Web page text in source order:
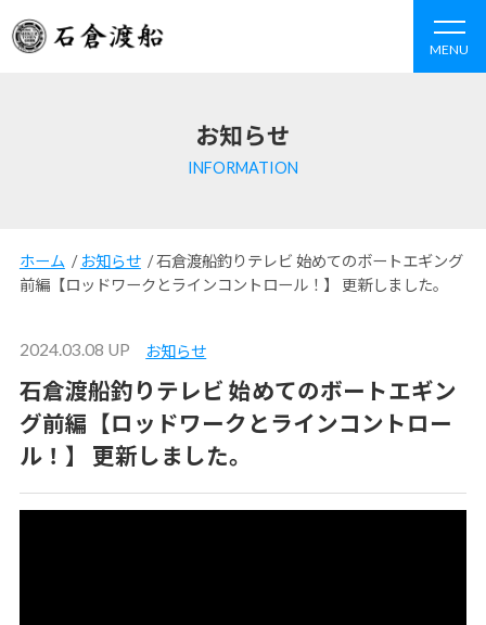
MENU
お知らせ
INFORMATION
ホーム / お知らせ/石倉渡船釣りテレビ 始めてのボートエギング
前編【ロッドワークとラインコントロール！】 更新しました。
2024.03.08 UP お知らせ
石倉渡船釣りテレビ 始めてのボートエギン
グ前編【ロッドワークとラインコントロー
ル！】 更新しました。